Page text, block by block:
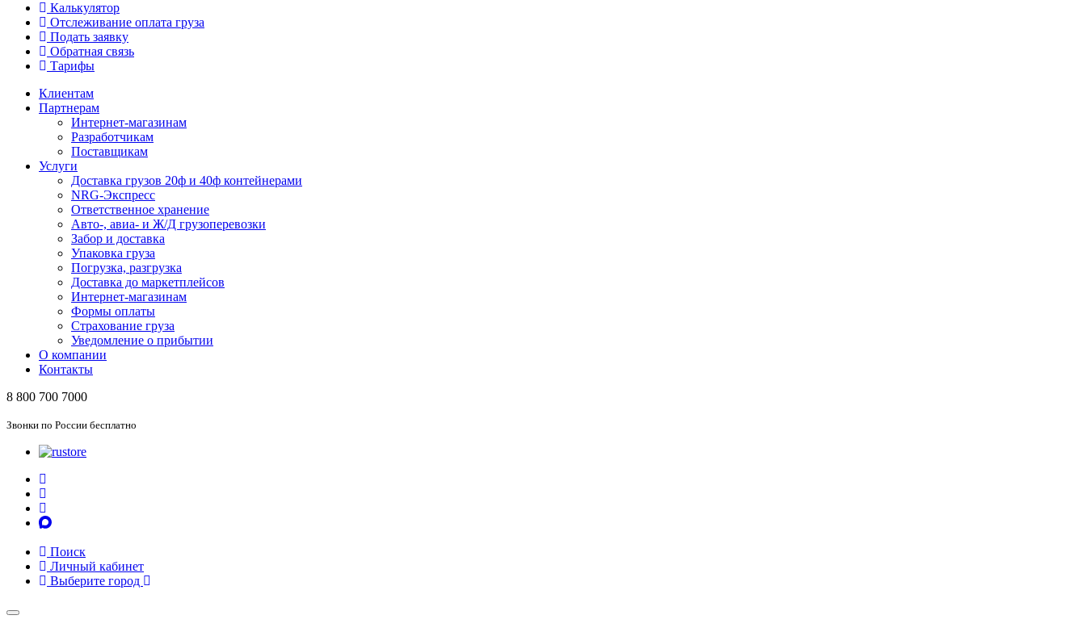
Калькулятор
Отслеживание оплата груза
Подать заявку
Обратная связь
Тарифы
Клиентам
Партнерам
Интернет-магазинам
Разработчикам
Поставщикам
Услуги
Доставка грузов 20ф и 40ф контейнерами
NRG-Экспресс
Ответственное хранение
Авто-, авиа- и Ж/Д грузоперевозки
Забор и доставка
Упаковка груза
Погрузка, разгрузка
Доставка до маркетплейсов
Интернет-магазинам
Формы оплаты
Страхование груза
Уведомление о прибытии
О компании
Контакты
8 800 700 7000
Звонки по России бесплатно
Поиск
Личный кабинет
Выберите город
Toggle